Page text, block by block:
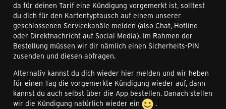
da für deinen Tarif eine Kündigung vorgemerkt ist, solltest
du dich für den Kartentyptausch auf einem unserer
geschlossenen Servicekanäle melden (also Chat, Hotline
oder Direktnachricht auf Social Media). Im Rahmen der
Bestellung müssen wir dir nämlich einen Sicherheits-PIN
zusenden und diesen abfragen.
Alternativ kannst du dich wieder hier melden und wir heben
für einen Tag die vorgemerkte Kündigung wieder auf, dann
kannst du auch selbst über die App bestellen. Danach stellen
wir die Kündigung natürlich wieder ein
.